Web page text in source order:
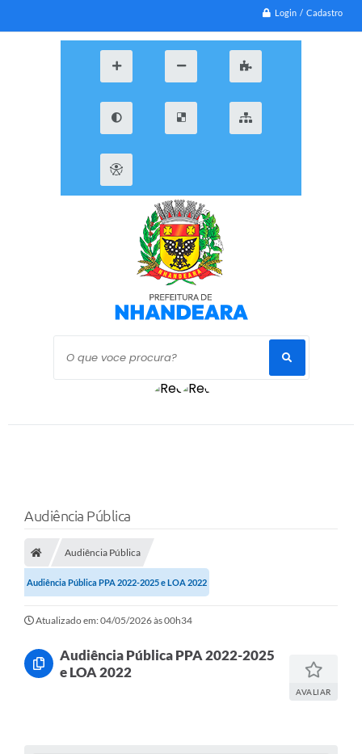
Login / Cadastro
O que voce procura?
Audiência Pública
Audiência Pública
Audiência Pública PPA 2022-2025 e LOA 2022
Atualizado em: 04/05/2026 às 00h34
Audiência Pública PPA 2022-2025
e LOA 2022
AVALIAR